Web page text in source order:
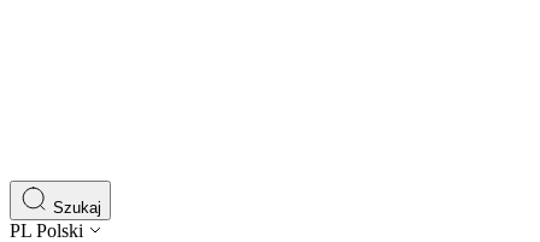
Szukaj
PL Polski